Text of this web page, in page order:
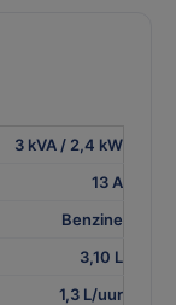
3 kVA / 2,4 kW
13 A
Benzine
3,10 L
1,3 L/uur